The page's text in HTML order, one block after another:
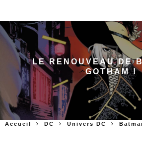
LE RENOUVEAU DE
GOTHAM !
Accueil DC Univers DC